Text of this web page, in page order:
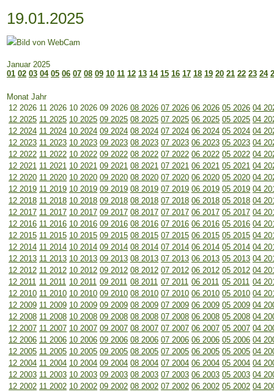
19.01.2025
Januar 2025
01 02 03 04 05 06 07 08 09 10 11 12 13 14 15 16 17 18 19 20 21 22 23 24
Monat Jahr
12 2026 11 2026 10 2026 09 2026 08 2026 07 2026 06 2026 05 2026 04
12 2025 11 2025 10 2025 09 2025 08 2025 07 2025 06 2025 05 2025 04
12 2024 11 2024 10 2024 09 2024 08 2024 07 2024 06 2024 05 2024 04
12 2023 11 2023 10 2023 09 2023 08 2023 07 2023 06 2023 05 2023 04
12 2022 11 2022 10 2022 09 2022 08 2022 07 2022 06 2022 05 2022 04
12 2021 11 2021 10 2021 09 2021 08 2021 07 2021 06 2021 05 2021 04
12 2020 11 2020 10 2020 09 2020 08 2020 07 2020 06 2020 05 2020 04
12 2019 11 2019 10 2019 09 2019 08 2019 07 2019 06 2019 05 2019 04
12 2018 11 2018 10 2018 09 2018 08 2018 07 2018 06 2018 05 2018 04
12 2017 11 2017 10 2017 09 2017 08 2017 07 2017 06 2017 05 2017 04
12 2016 11 2016 10 2016 09 2016 08 2016 07 2016 06 2016 05 2016 04
12 2015 11 2015 10 2015 09 2015 08 2015 07 2015 06 2015 05 2015 04
12 2014 11 2014 10 2014 09 2014 08 2014 07 2014 06 2014 05 2014 04
12 2013 11 2013 10 2013 09 2013 08 2013 07 2013 06 2013 05 2013 04
12 2012 11 2012 10 2012 09 2012 08 2012 07 2012 06 2012 05 2012 04
12 2011 11 2011 10 2011 09 2011 08 2011 07 2011 06 2011 05 2011 04
12 2010 11 2010 10 2010 09 2010 08 2010 07 2010 06 2010 05 2010 04
12 2009 11 2009 10 2009 09 2009 08 2009 07 2009 06 2009 05 2009 04
12 2008 11 2008 10 2008 09 2008 08 2008 07 2008 06 2008 05 2008 04
12 2007 11 2007 10 2007 09 2007 08 2007 07 2007 06 2007 05 2007 04
12 2006 11 2006 10 2006 09 2006 08 2006 07 2006 06 2006 05 2006 04
12 2005 11 2005 10 2005 09 2005 08 2005 07 2005 06 2005 05 2005 04
12 2004 11 2004 10 2004 09 2004 08 2004 07 2004 06 2004 05 2004 04
12 2003 11 2003 10 2003 09 2003 08 2003 07 2003 06 2003 05 2003 04
12 2002 11 2002 10 2002 09 2002 08 2002 07 2002 06 2002 05 2002 04